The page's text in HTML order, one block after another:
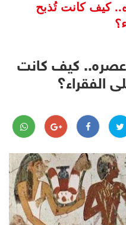
كيف كانت تُذبح
كيف كانت
الفقراء؟